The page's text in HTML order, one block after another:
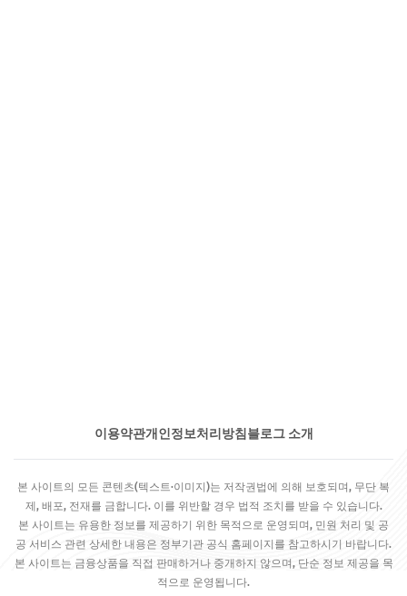
이용약관개인정보처리방침 블로그 소개
본 사이트의 모든 콘텐츠(텍스트·이미지)는 저작권법에 의해 보호되며, 무단 복
제, 배포, 전재를 금합니다. 이를 위반할 경우 법적 조치를 받을 수 있습니다.
본 사이트는 유용한 정보를 제공하기 위한 목적으로 운영되며, 민원 처리 및 공
공 서비스 관련 상세한 내용은 정부기관 공식 홈페이지를 참고하시기 바랍니다.
본 사이트는 금융상품을 직접 판매하거나 중개하지 않으며, 단순 정보 제공을 목
적으로 운영됩니다.